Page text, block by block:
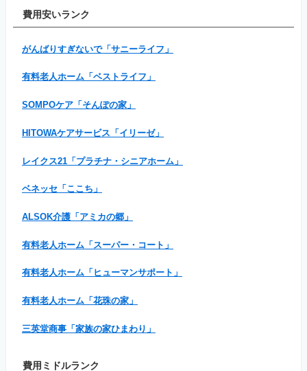
費用安いランク
がんばりすぎないで「サニーライフ」
有料老人ホーム「ベストライフ」
SOMPOケア「そんぽの家」
HITOWAケアサービス「イリーゼ」
レイクス21「プラチナ・シニアホーム」
ベネッセ「ここち」
ALSOK介護「アミカの郷」
有料老人ホーム「スーパー・コート」
有料老人ホーム「ヒューマンサポート」
有料老人ホーム「花珠の家」
三英堂商事「家族の家ひまわり」
費用ミドルランク